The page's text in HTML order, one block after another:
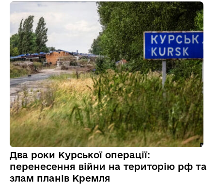
Два роки Курської операції:
перенесення війни на територію рф та
злам планів Кремля